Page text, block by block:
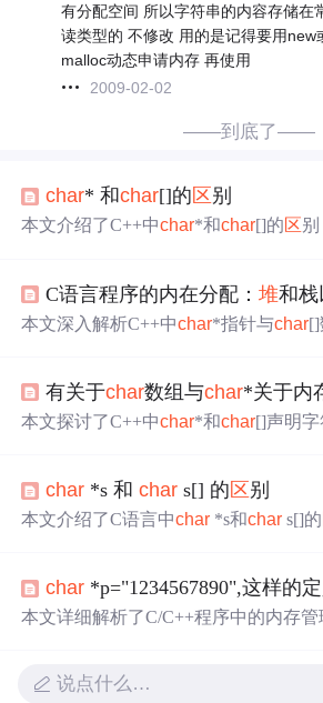
有分配空间 所以字符串的内容存储在
读类型的 不修改 用的是记得要用new
malloc动态申请内存 再使用
2009-02-02
——到底了——
char* 和char[]的 区 别
本文介绍了C++中char*和char[]的区
配，可以修改。文中通过实例代码和
者的使用场景和内存管理差异。
C语言程序的内在分配：堆和
本文深入解析C++中char*指针与char[]
理。有关于char数组与char*关于内
本文探讨了C++中char*和char[]声明字
示了栈和堆 的区别，以及字符串在内存
章还讨论了动态分配内存和strcpy函数
char *s 和char s[] 的 区 别
本文介绍了C语言中char *s和char s[]的
数组，其大小和地址在生命周期内固
讨了字符串常量的内存表示和数组作
char *p="1234567890",这样的
本文详细解析了C/C++程序中的内存
其引发的问题。
说点什么…